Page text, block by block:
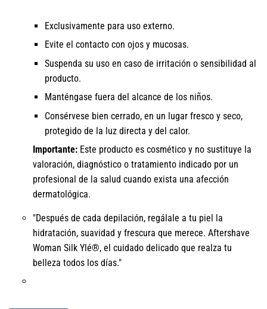
Exclusivamente para uso externo.
Evite el contacto con ojos y mucosas.
Suspenda su uso en caso de irritación o sensibilidad al
producto.
Manténgase fuera del alcance de los niños.
Consérvese bien cerrado, en un lugar fresco y seco,
protegido de la luz directa y del calor.
Importante: Este producto es cosmético y no sustituye la
valoración, diagnóstico o tratamiento indicado por un
profesional de la salud cuando exista una afección
dermatológica.
"Después de cada depilación, regálale a tu piel la
hidratación, suavidad y frescura que merece. Aftershave
Woman Silk Ylé®, el cuidado delicado que realza tu
belleza todos los días."